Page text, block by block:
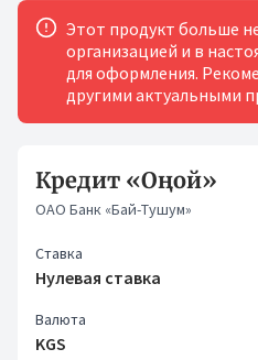
Этот продукт больше
организацией и в
для оформления.
другими актуальными
Кредит «Оңой»
ОАО Банк «Бай-Тушум»
Ставка
Нулевая ставка
Валюта
KGS